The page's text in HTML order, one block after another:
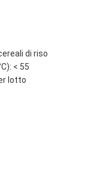
di riso
< 55
lotto